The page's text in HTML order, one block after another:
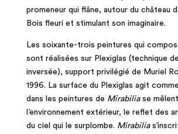
promeneur qui flâne, autour du château
Bois fleuri et stimulant son imaginaire.
Les soixante-trois peintures qui
sont réalisées sur Plexiglas (technique
inversée), support privilégié de Muriel
1996. La surface du Plexiglas agit
dans les peintures de Mirabiliase
l’environnement extérieur, le reflet des
du ciel qui le surplombe. Mirabilia